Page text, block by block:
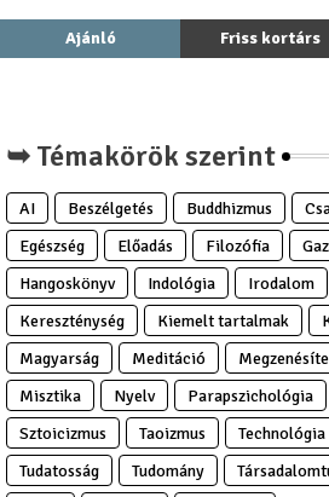
Ajánló Friss kortárs
➥ Témakörök szerint
AI Beszélgetés Buddhizmus
Egészség
Előadás Filozófia
Hangoskönyv
Indológia Irodalom
Kereszténység
Kiemelt tartalmak
Magyarság
Meditáció
Misztika
Nyelv Parapszichológia
Sztoicizmus
Taoizmus Technológia
Tudatosság
Tudomány